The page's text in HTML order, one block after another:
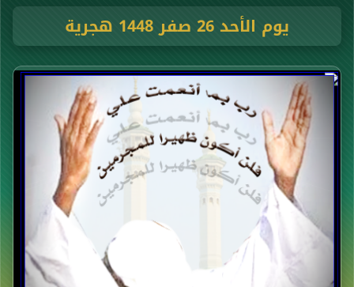
يوم الأحد 26 صفر 1448 هجرية